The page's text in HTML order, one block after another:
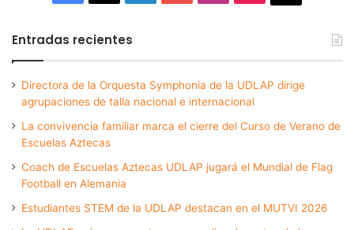
Entradas recientes
Directora de la Orquesta Symphonia de la UDLAP dirige
agrupaciones de talla nacional e internacional
La convivencia familiar marca el cierre del Curso de Verano de
Escuelas Aztecas
Coach de Escuelas Aztecas UDLAP jugará el Mundial de Flag
Football en Alemania
Estudiantes STEM de la UDLAP destacan en el MUTVI 2026